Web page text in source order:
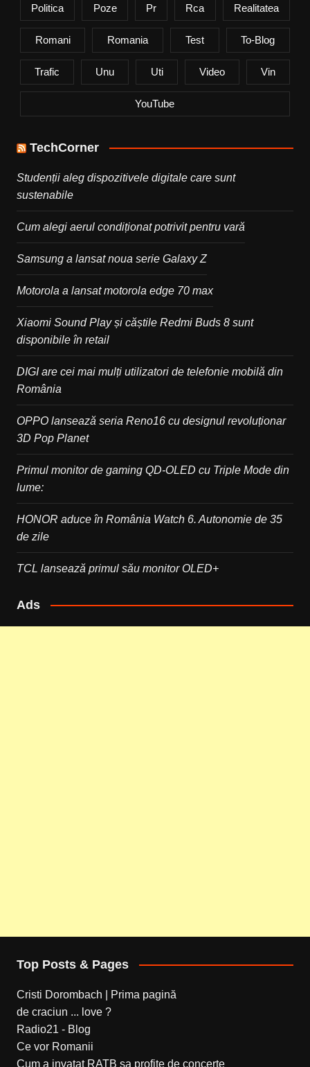
Politica Poze Pr Rca Realitatea
Romani Romania Test To-Blog
Trafic Unu Uti Video Vin
YouTube
TechCorner
Studenții aleg dispozitivele digitale care sunt
sustenabile
Cum alegi aerul condiționat potrivit pentru vară
Samsung a lansat noua serie Galaxy Z
Motorola a lansat motorola edge 70 max
Xiaomi Sound Play și căștile Redmi Buds 8 sunt
disponibile în retail
DIGI are cei mai mulți utilizatori de telefonie mobilă din
România
OPPO lansează seria Reno16 cu designul revoluționar
3D Pop Planet
Primul monitor de gaming QD-OLED cu Triple Mode din
lume:
HONOR aduce în România Watch 6. Autonomie de 35
de zile
TCL lansează primul său monitor OLED+
Ads
Top Posts & Pages
Cristi Dorombach | Prima pagină
de craciun ... love ?
Radio21 - Blog
Ce vor Romanii
Cum a invatat RATB sa profite de concerte